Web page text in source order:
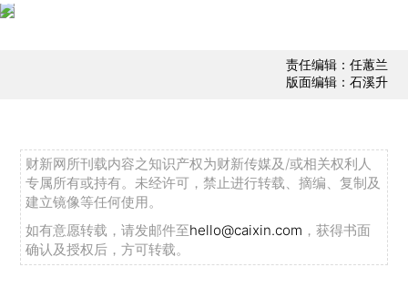
责任编辑：任蕙兰
版面编辑：石溪升
财新网所刊载内容之知识产权为财新传媒及/或相关权利人
专属所有或持有。未经许可，禁止进行转载、摘编、复制及
建立镜像等任何使用。
如有意愿转载，请发邮件至hello@caixin.com ，获得书面
确认及授权后，方可转载。